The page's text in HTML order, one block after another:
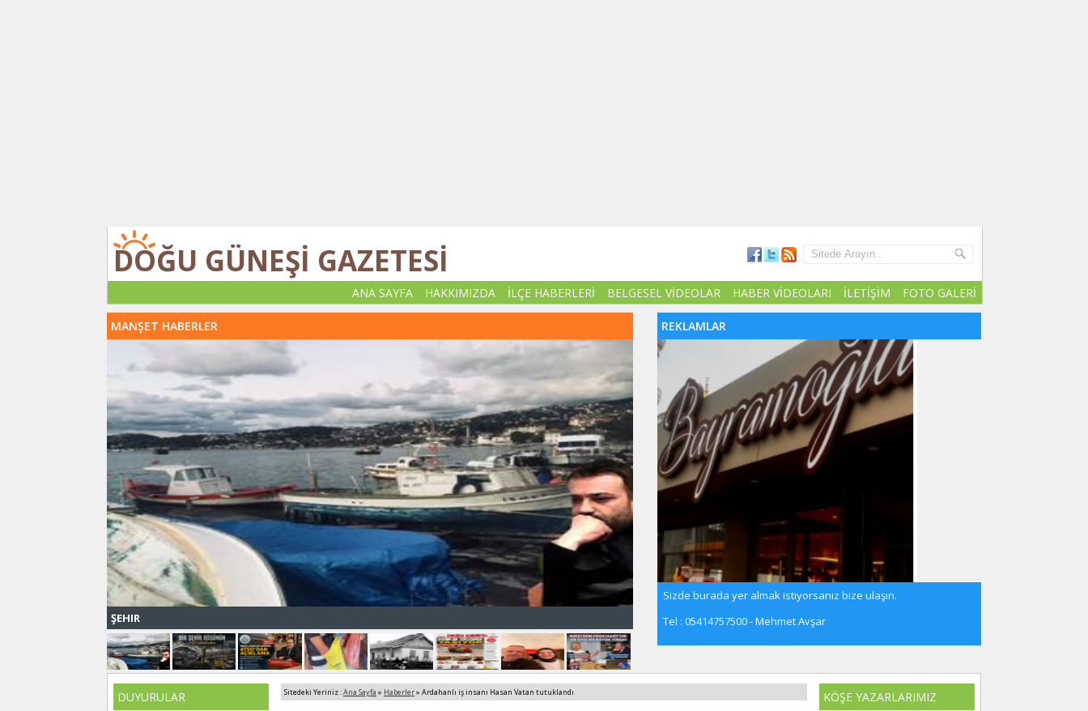
DOĞU GÜNEŞİ GAZETESİ
ANA SAYFA HAKKIMIZDA İLÇE HABERLERİ BELGESEL VİDEOLAR HABER VİDEOLARI İLETİŞİM FOTO GALERİ
MANŞET HABERLER
ŞEHIR
REKLAMLAR
Sizde burada yer almak istiyorsanız bize ulaşın.
Tel : 05414757500 - Mehmet Avşar
DUYURULAR Sitedeki Yeriniz :Ana Sayfa » Haberler» Ardahanlı iş insanı Hasan Vatan tutuklandı KÖŞE YAZARLARIMIZ